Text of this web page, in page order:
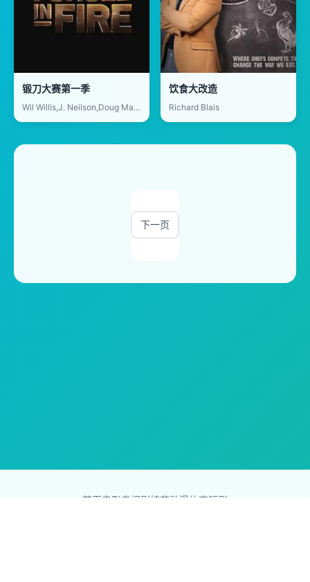
锻刀大赛第一季
Wil Willis,J. Neilson,Doug Marcaida,David Baker
饮食大改造
Richard Blais
下一页
首页电影电视剧综艺动漫体育短剧